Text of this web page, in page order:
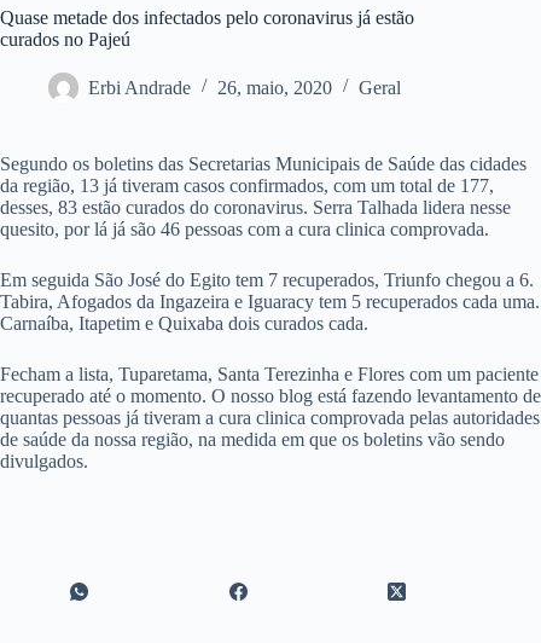
Quase metade dos infectados pelo coronavirus já estão
curados no Pajeú
Erbi Andrade 26, maio, 2020 Geral
Segundo os boletins das Secretarias Municipais de Saúde das cidades
da região, 13 já tiveram casos confirmados, com um total de 177,
desses, 83 estão curados do coronavirus. Serra Talhada lidera nesse
quesito, por lá já são 46 pessoas com a cura clinica comprovada.
Em seguida São José do Egito tem 7 recuperados, Triunfo chegou a 6.
Tabira, Afogados da Ingazeira e Iguaracy tem 5 recuperados cada uma.
Carnaíba, Itapetim e Quixaba dois curados cada.
Fecham a lista, Tuparetama, Santa Terezinha e Flores com um paciente
recuperado até o momento. O nosso blog está fazendo levantamento de
quantas pessoas já tiveram a cura clinica comprovada pelas autoridades
de saúde da nossa região, na medida em que os boletins vão sendo
divulgados.